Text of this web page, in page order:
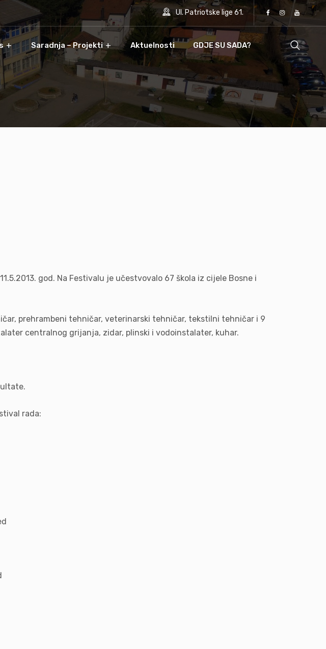
Ul. Patriotske lige 61.
Saradnja – Projekti Aktuelnosti GDJE SU SADA?
god. Na Festivalu je učestvovalo 67 škola iz cijele Bosne i
prehrambeni tehničar, veterinarski tehničar, tekstilni tehničar i 9
centralnog grijanja, zidar, plinski i vodoinstalater, kuhar.
rada: